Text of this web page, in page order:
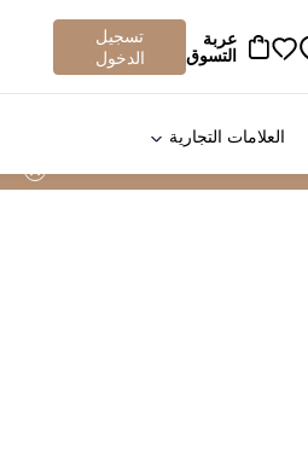
عربة
التسوق
تسجيل
الدخول
العلامات التجارية